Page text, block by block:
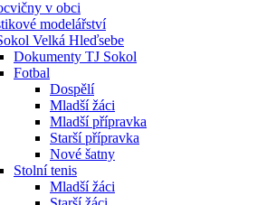
v obci
modelářství
Velká Hleďsebe
Dokumenty TJ Sokol
Fotbal
Dospělí
Mladší žáci
Mladší přípravka
Starší přípravka
Nové šatny
Stolní tenis
Mladší žáci